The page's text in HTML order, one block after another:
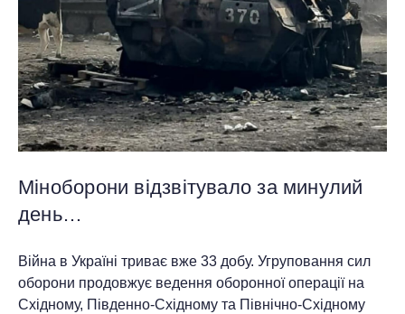
Міноборони відзвітувало за минулий
день…
Війна в Україні триває вже 33 добу. Угруповання сил
оборони продовжує ведення оборонної операції на
Східному, Південно-Східному та Північно-Східному